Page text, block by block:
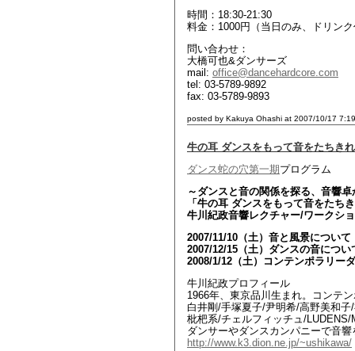
時間：18:30-21:30
料金：1000円（当日のみ、ドリン
問い合わせ：
大橋可也&ダンサーズ
mail: office@dancehardcore.com
tel: 03-5789-9892
fax: 03-5789-9893
posted by Kakuya Ohashi at 2007/10/17
牛の耳 ダンスをもって音をたちきれ
ダンス蛇の穴第一期プログラム
～ダンスと音の関係を探る、音響
「牛の耳 ダンスをもって音をたち
牛川紀政音響レクチャー/ワークシ
2007/11/10（土）音と風景について
2007/12/15（土）ダンスの音につい
2008/1/12（土）コンテンポラリー
牛川紀政プロフィール
1966年、東京品川生まれ。コンテ
白井剛/手塚夏子/尹明希/高野美和
枇杷系/チェルフィッチュ/
ダンサーやダンスカンパニーで音響
http://www.k3.dion.ne.jp/~ushikawa/